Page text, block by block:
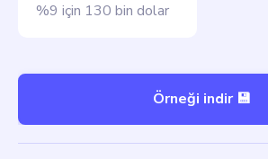
%9 için 130 bin dolar
Örneği indir 💾